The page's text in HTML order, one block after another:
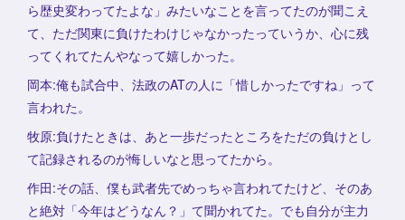
ら歴史変わってたよな」みたいなことを言ってたのが聞こえ
て、ただ関東に負けたわけじゃなかったっていうか、心に残
ってくれてたんやなって嬉しかった。
岡本:俺も試合中、法政のATの人に「惜しかったですね」って
言われた。
牧原:負けたときは、あと一歩だったところをただの負けとし
て記録されるのが悔しいなと思ってたから。
作田:その話、僕も武者先でめっちゃ言われてたけど、そのあ
と絶対「今年はどうなん？」て聞かれてた。でも自分が主力